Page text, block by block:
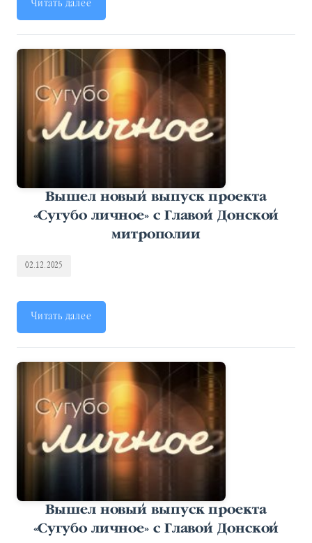
Читать далее
Вышел новый выпуск проекта
«Сугубо личное» с Главой Донской
митрополии
02.12.2025
Читать далее
Вышел новый выпуск проекта
«Сугубо личное» с Главой Донской